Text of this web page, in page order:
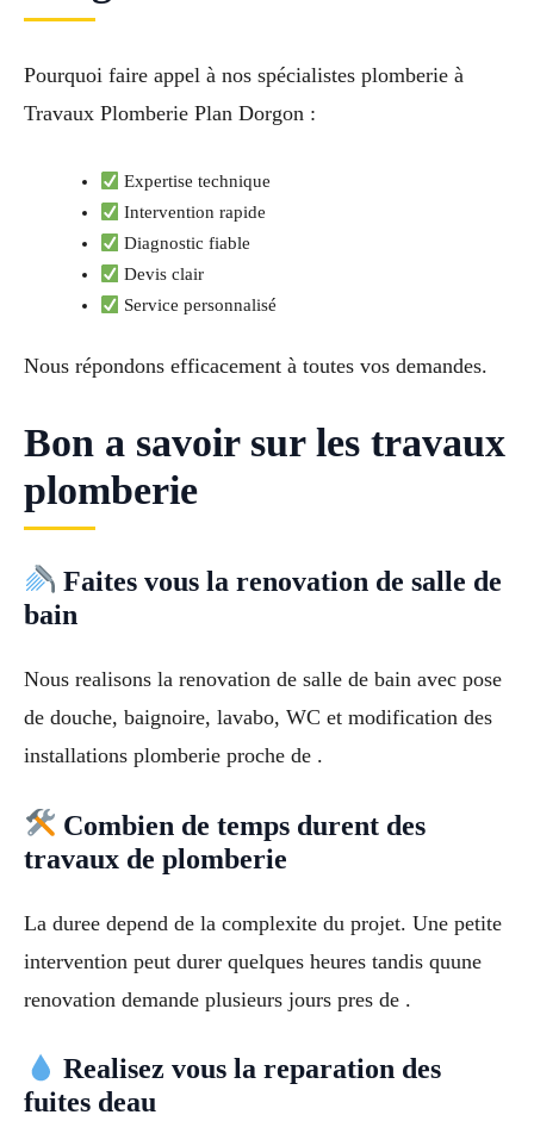
Pourquoi faire appel à nos spécialistes plomberie à
Travaux Plomberie Plan Dorgon :
Expertise technique
Intervention rapide
Diagnostic fiable
Devis clair
Service personnalisé
Nous répondons efficacement à toutes vos demandes.
Bon a savoir sur les travaux
plomberie
Faites vous la renovation de salle de
bain
Nous realisons la renovation de salle de bain avec pose
de douche, baignoire, lavabo, WC et modification des
installations plomberie proche de .
Combien de temps durent des
travaux de plomberie
La duree depend de la complexite du projet. Une petite
intervention peut durer quelques heures tandis quune
renovation demande plusieurs jours pres de .
Realisez vous la reparation des
fuites deau